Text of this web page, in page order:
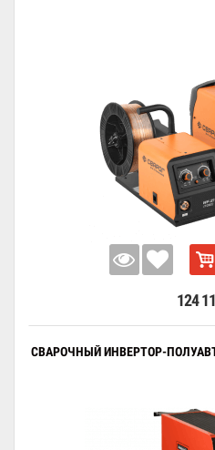
124
СВАРОЧНЫЙ ИНВЕРТОР-